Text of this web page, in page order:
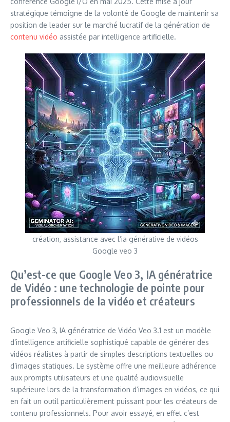
stratégique témoigne de la volonté de Google de maintenir sa
position de leader sur le marché lucratif de la génération de
contenu vidéo assistée par intelligence artificielle.
création, assistance avec l’ia générative de vidéos
Google veo 3
Qu’est-ce que Google Veo 3, IA génératrice
de Vidéo : une technologie de pointe pour
professionnels de la vidéo et créateurs
Google Veo 3, IA génératrice de Vidéo Veo 3.1 est un modèle
d’intelligence artificielle sophistiqué capable de générer des
vidéos réalistes à partir de simples descriptions textuelles ou
d’images statiques. Le système offre une meilleure adhérence
aux prompts utilisateurs et une qualité audiovisuelle
supérieure lors de la transformation d’images en vidéos, ce qui
en fait un outil particulièrement puissant pour les créateurs de
contenu professionnels. Pour avoir essayé, en effet c’est